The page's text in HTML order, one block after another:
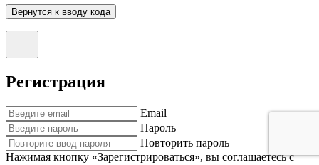
Вернутся к вводу кода
Регистрация
Email
Пароль
Повторить пароль
Нажимая кнопку «Зарегистрироваться», вы соглашаетесь с